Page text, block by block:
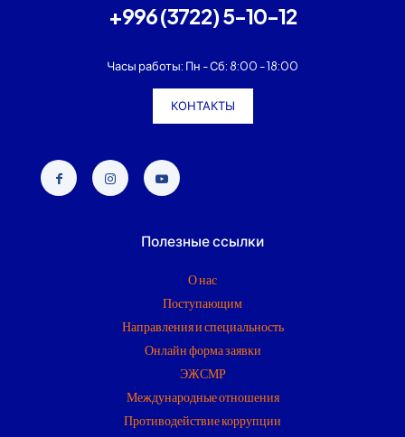
+996 (3722) 5-10-12
Часы работы: Пн - Сб: 8:00 - 18:00
КОНТАКТЫ
Полезные ссылки
О нас
Поступающим
Направления и специальность
Онлайн форма заявки
ЭЖСМР
Международные отношения
Противодействие коррупции